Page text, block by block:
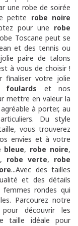
une robe de soirée
petite robe noire
pour une robe
Toscane peut se
et des tennis ou
paire de talons
à vous de choisir !
finaliser votre jolie
foulards
et nos
mettre en valeur la
à porter, au
Du style
vous trouverez
envies et à votre
bleue, robe noire,
, robe verte, robe
...Avec des tailles
et des détails
femmes rondes qui
Parcourez notre
découvrir les
taille idéale pour